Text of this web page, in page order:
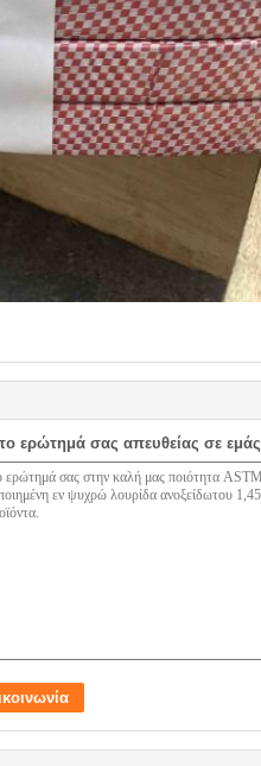
το ερώτημά σας απευθείας σε εμάς